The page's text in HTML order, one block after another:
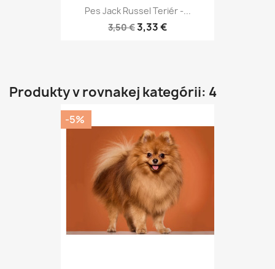
Pes Jack Russel Teriér -...
3,50 €3,33 €
Produkty v rovnakej kategórii: 4
-5%